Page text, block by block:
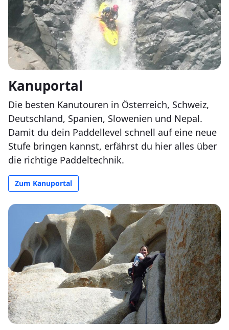
Kanuportal
Die besten Kanutouren in Österreich, Schweiz,
Deutschland, Spanien, Slowenien und Nepal.
Damit du dein Paddellevel schnell auf eine neue
Stufe bringen kannst, erfährst du hier alles über
die richtige Paddeltechnik.
Zum Kanuportal